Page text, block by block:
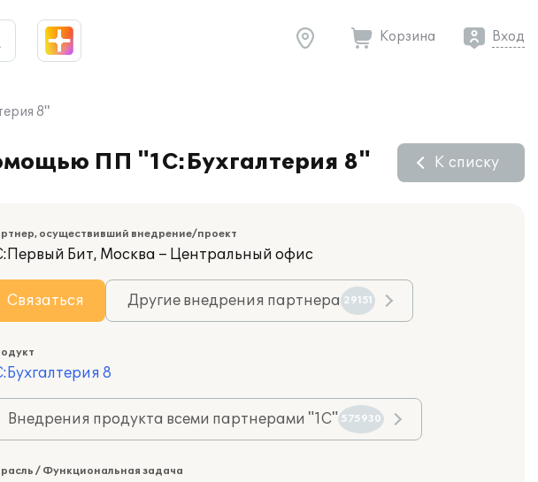
Корзина Вход
8"
ПП "1С:Бухгалтерия 8" К списку
осуществивший внедрение/проект
Бит, Москва – Центральный офис
Связаться Другие внедрения партнера 29151
8
Внедрения продукта всеми партнерами "1С" 575930
/ Функциональная задача